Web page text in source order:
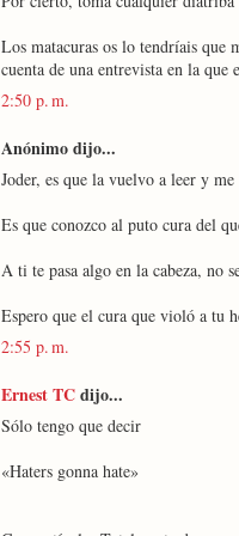
Los matacuras os lo tendríais que
cuenta de una entrevista en la
2:50 p. m.
Anónimo dijo...
Joder, es que la vuelvo a leer y
Es que conozco al puto cura del
A ti te pasa algo en la cabeza, no
Espero que el cura que violó a tu
2:55 p. m.
Ernest TCdijo...
Sólo tengo que decir
«Haters gonna hate»